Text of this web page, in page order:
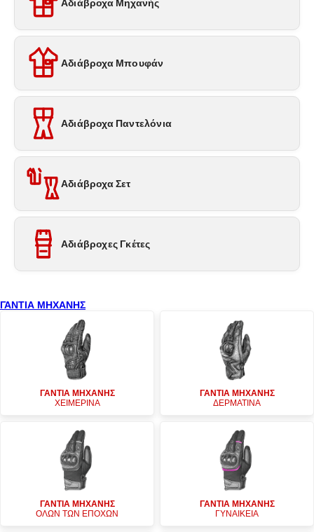
Αδιάβροχα Μηχανής
Αδιάβροχα Μπουφάν
Αδιάβροχα Παντελόνια
Αδιάβροχα Σετ
Αδιάβροχες Γκέτες
ΓΑΝΤΙΑ ΜΗΧΑΝΗΣ
ΓΑΝΤΙΑ ΜΗΧΑΝΗΣ
ΧΕΙΜΕΡΙΝΑ
ΓΑΝΤΙΑ ΜΗΧΑΝΗΣ
ΔΕΡΜΑΤΙΝΑ
ΓΑΝΤΙΑ ΜΗΧΑΝΗΣ
ΟΛΩΝ ΤΩΝ ΕΠΟΧΩΝ
ΓΑΝΤΙΑ ΜΗΧΑΝΗΣ
ΓΥΝΑΙΚΕΙΑ